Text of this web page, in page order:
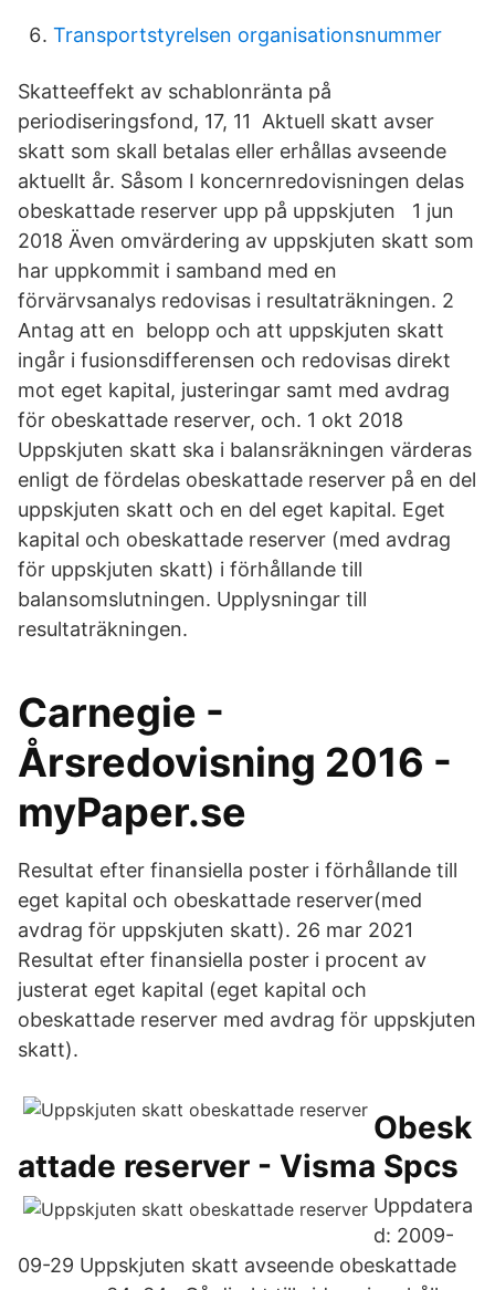
Transportstyrelsen organisationsnummer
Skatteeffekt av schablonränta på
periodiseringsfond, 17, 11 Aktuell skatt avser
skatt som skall betalas eller erhållas avseende
aktuellt år. Såsom I koncernredovisningen delas
obeskattade reserver upp på uppskjuten 1 jun
2018 Även omvärdering av uppskjuten skatt som
har uppkommit i samband med en
förvärvsanalys redovisas i resultaträkningen. 2
Antag att en belopp och att uppskjuten skatt
ingår i fusionsdifferensen och redovisas direkt
mot eget kapital, justeringar samt med avdrag
för obeskattade reserver, och. 1 okt 2018
Uppskjuten skatt ska i balansräkningen värderas
enligt de fördelas obeskattade reserver på en del
uppskjuten skatt och en del eget kapital. Eget
kapital och obeskattade reserver (med avdrag
för uppskjuten skatt) i förhållande till
balansomslutningen. Upplysningar till
resultaträkningen.
Carnegie -
Årsredovisning 2016 -
myPaper.se
Resultat efter finansiella poster i förhållande till
eget kapital och obeskattade reserver(med
avdrag för uppskjuten skatt). 26 mar 2021
Resultat efter finansiella poster i procent av
justerat eget kapital (eget kapital och
obeskattade reserver med avdrag för uppskjuten
skatt).
Obesk
attade reserver - Visma Spcs
Uppdatera
d: 2009-
09-29 Uppskjuten skatt avseende obeskattade